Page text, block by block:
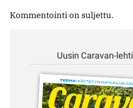
Kommentointi on suljettu.
Uusin Caravan-lehti